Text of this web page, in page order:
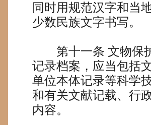
同时用规范汉字和当
少数民族文字书写。
第十一条 文物保
记录档案，应当包括
单位本体记录等科学
和有关文献记载、行
内容。